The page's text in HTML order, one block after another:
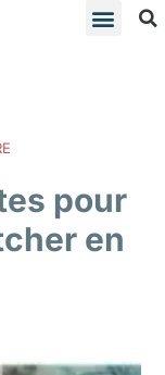
pour
en